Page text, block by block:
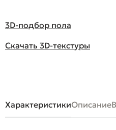
3D-подбор пола
Скачать 3D-текстуры
ХарактеристикиОписание